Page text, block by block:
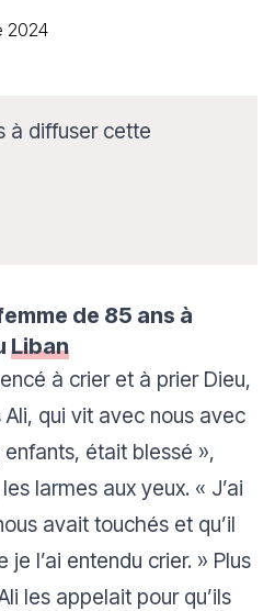
2024
à diffuser cette
de 85 ans à
Liban
à crier et à prier Dieu,
qui vit avec nous avec
était blessé »,
larmes aux yeux. « J’ai
avait touchés et qu’il
l’ai entendu crier. » Plus
les appelait pour qu’ils